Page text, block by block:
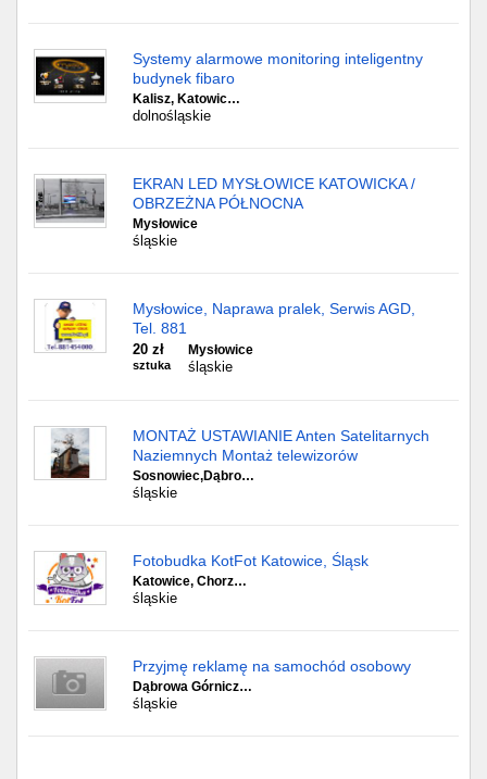
Systemy alarmowe monitoring inteligentny
budynek fibaro
Kalisz, Katowic…
dolnośląskie
EKRAN LED MYSŁOWICE KATOWICKA /
OBRZEŻNA PÓŁNOCNA
Mysłowice
śląskie
Mysłowice, Naprawa pralek, Serwis AGD,
Tel. 881
20 zł
sztuka
Mysłowice
śląskie
MONTAŻ USTAWIANIE Anten Satelitarnych
Naziemnych Montaż telewizorów
Sosnowiec,Dąbro…
śląskie
Fotobudka KotFot Katowice, Śląsk
Katowice, Chorz…
śląskie
Przyjmę reklamę na samochód osobowy
Dąbrowa Górnicz…
śląskie